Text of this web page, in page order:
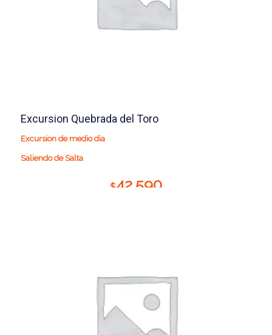
Excursion Quebrada del Toro
Excursion de medio dia
Saliendo de Salta
$42.590